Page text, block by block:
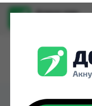
Доруи ман